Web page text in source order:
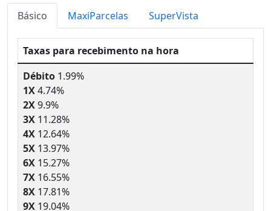
Básico MaxiParcelas SuperVista
Taxas para recebimento na hora
Débito 1.99%
1X4.74%
2X9.9%
3X 11.28%
4X 12.64%
5X 13.97%
6X 15.27%
7X 16.55%
8X 17.81%
9X 19.04%